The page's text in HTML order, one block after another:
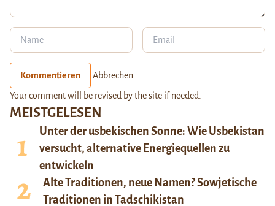
MEISTGELESEN
Unter der usbekischen Sonne: Wie Usbekistan
versucht, alternative Energiequellen zu
entwickeln
Alte Traditionen, neue Namen? Sowjetische
Traditionen in Tadschikistan
Kommentieren Abbrechen
Your comment will be revised by the site if needed.